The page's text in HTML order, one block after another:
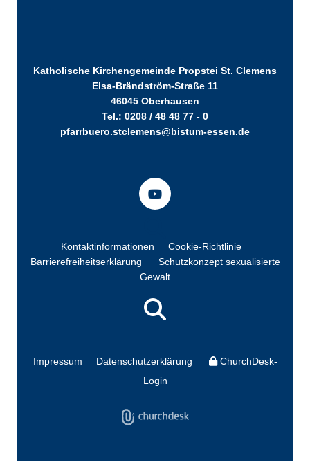
Katholische Kirchengemeinde Propstei St. Clemens
Elsa-Brändström-Straße 11
46045 Oberhausen
Tel.: 0208 / 48 48 77 - 0
pfarrbuero.stclemens@bistum-essen.de
Kontaktinformationen
Cookie-Richtlinie
Barrierefreiheitserklärung
Schutzkonzept sexualisierte
Gewalt
Impressum Datenschutzerklärung
ChurchDesk-
Login